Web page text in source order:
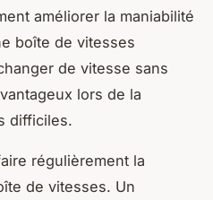
améliorer la maniabilité
boîte de vitesses
de vitesse sans
lors de la
difficiles.
régulièrement la
de vitesses. Un